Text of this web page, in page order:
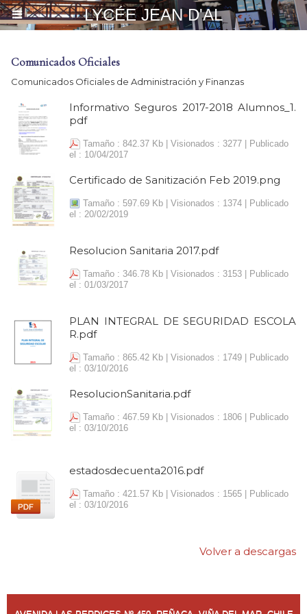
LYCÉE JEAN D'AL
Comunicados Oficiales
Comunicados Oficiales de Administración y Finanzas
Informativo Seguros 2017-2018 Alumnos_1.
pdf
Tamaño : 842.37 Kb | Visionados : 3277 | Publicado
el : 10/04/2017
Certificado de Sanitización Feb 2019.png
Tamaño : 597.69 Kb | Visionados : 1374 | Publicado
el : 20/02/2019
Resolucion Sanitaria 2017.pdf
Tamaño : 346.78 Kb | Visionados : 3153 | Publicado
el : 01/03/2017
PLAN INTEGRAL DE SEGURIDAD ESCOLA
R.pdf
Tamaño : 865.42 Kb | Visionados : 1749 | Publicado
el : 03/10/2016
ResolucionSanitaria.pdf
Tamaño : 467.59 Kb | Visionados : 1806 | Publicado
el : 03/10/2016
estadosdecuenta2016.pdf
Tamaño : 421.57 Kb | Visionados : 1565 | Publicado
el : 03/10/2016
Volver a descargas